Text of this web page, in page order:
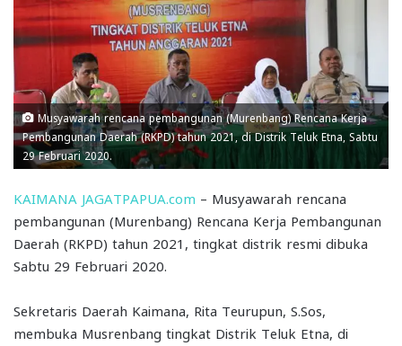
Musyawarah rencana pembangunan (Murenbang) Rencana Kerja
Pembangunan Daerah (RKPD) tahun 2021, di Distrik Teluk Etna, Sabtu
29 Februari 2020.
KAIMANA JAGATPAPUA.com – Musyawarah rencana
pembangunan (Murenbang) Rencana Kerja Pembangunan
Daerah (RKPD) tahun 2021, tingkat distrik resmi dibuka
Sabtu 29 Februari 2020.
Sekretaris Daerah Kaimana, Rita Teurupun, S.Sos,
membuka Musrenbang tingkat Distrik Teluk Etna, di